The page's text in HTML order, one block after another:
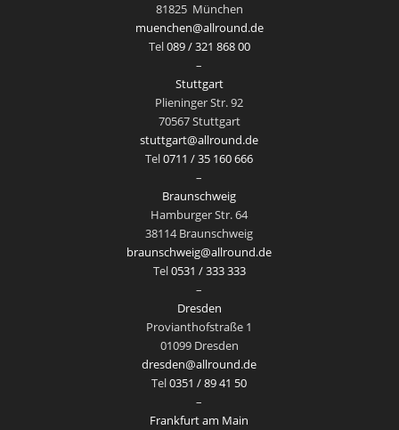
81825 München
muenchen@allround.de
Tel089 / 321 868 00
–
Stuttgart
Plieninger Str. 92
70567 Stuttgart
stuttgart@allround.de
Tel0711 / 35 160 666
–
Braunschweig
Hamburger Str. 64
38114 Braunschweig
braunschweig@allround.de
Tel0531 / 333 333
–
Dresden
Provianthofstraße 1
01099 Dresden
dresden@allround.de
Tel0351 / 89 41 50
–
Frankfurt am Main